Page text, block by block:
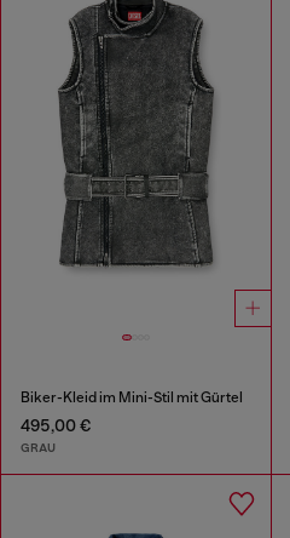
Biker-Kleid im Mini-Stil mit Gürtel
495,00 €
GRAU